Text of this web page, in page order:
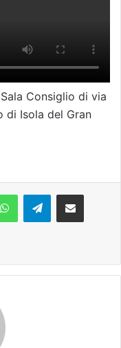
Consiglio di via
di Isola del Gran
Telegram